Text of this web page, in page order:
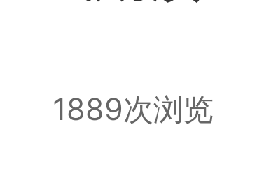
1889次浏览